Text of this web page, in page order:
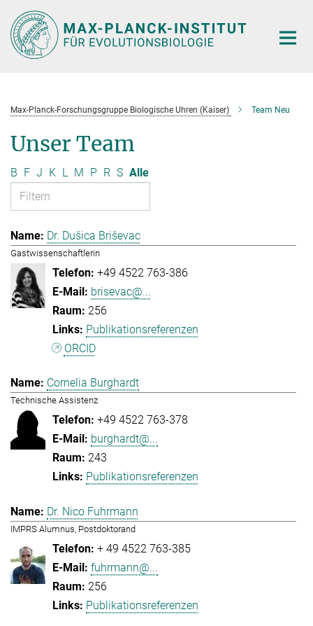
Hauptinhalt
Max-Planck-Forschungsgruppe Biologische Uhren (Kaiser) Team Neu
Unser Team
B F J K L M P R S Alle
Dr. Dušica Briševac
Gastwissenschaftlerin
+49 4522 763-386
brisevac@...
256
Publikationsreferenzen
ORCID
Cornelia Burghardt
Technische Assistenz
+49 4522 763-378
burghardt@...
243
Publikationsreferenzen
Dr. Nico Fuhrmann
IMPRS Alumnus, Postdoktorand
+ 49 4522 763-385
fuhrmann@...
256
Publikationsreferenzen